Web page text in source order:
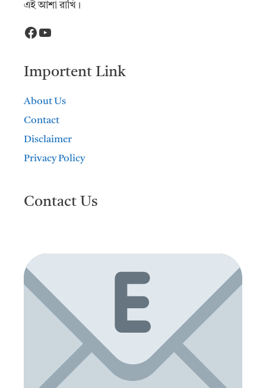
এই আশা রাখি।
Facebook
YouTube
Importent Link
About Us
Contact
Disclaimer
Privacy Policy
Contact Us